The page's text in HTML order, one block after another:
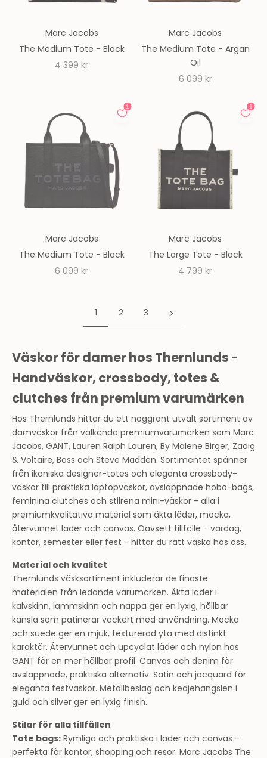
Marc Jacobs
The Medium Tote - Black
REA-pris
4 399 kr
Marc Jacobs
The Medium Tote - Argan
Oil
REA-pris
6 099 kr
Marc Jacobs
The Medium Tote - Black
REA-pris
6 099 kr
Marc Jacobs
The Large Tote - Black
REA-pris
4 799 kr
2 3
Väskor för damer hos Thernlunds -
Handväskor, crossbody, totes &
clutches från premium varumärken
Hos Thernlunds hittar du ett noggrant utvalt sortiment av
damväskor från välkända premiumvarumärken som Marc
Jacobs, GANT, Lauren Ralph Lauren, By Malene Birger, Zadig
& Voltaire, Boss och Steve Madden. Sortimentet spänner
från ikoniska designer-totes och eleganta crossbody-
väskor till praktiska laptopväskor, avslappnade hobo-bags,
feminina clutches och stilrena mini-väskor - alla i
premiumkvalitativa material som äkta läder, mocka,
återvunnet läder och canvas. Oavsett tillfälle - vardag,
kontor, semester eller fest - hittar du rätt väska hos oss.
Material och kvalitet
Thernlunds väsksortiment inkluderar de finaste
materialen från ledande varumärken. Äkta läder i
kalvskinn, lammskinn och nappa ger en lyxig, hållbar
känsla som patinerar vackert med användning. Mocka
och suede ger en mjuk, texturerad yta med distinkt
karaktär. Återvunnet och upcyclat läder och nylon hos
GANT för en mer hållbar profil. Canvas och denim för
avslappnade, praktiska alternativ. Satin och jacquard för
eleganta festväskor. Metallbeslag och kedjehängslen i
guld och silver ger en lyxig finish.
Stilar för alla tillfällen
Tote bags: Rymliga och praktiska i läder och canvas -
perfekta för kontor, shopping och resor. Marc Jacobs The